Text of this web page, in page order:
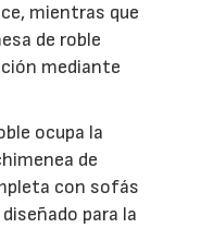
mientras que
de roble
mediante
ocupa la
de
con sofás
para la